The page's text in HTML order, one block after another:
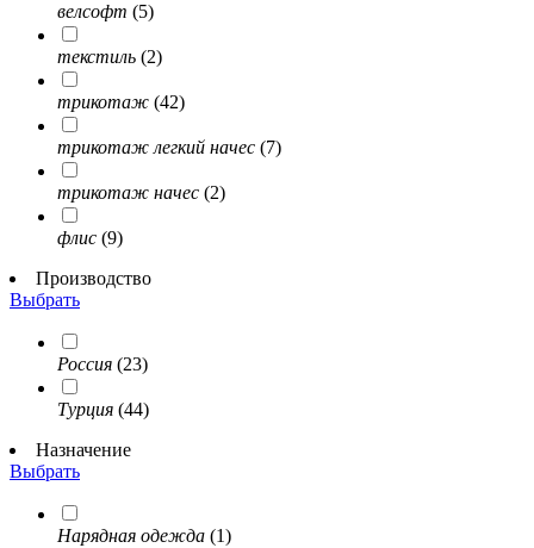
велсофт (5)
текстиль (2)
трикотаж (42)
трикотаж легкий начес (7)
трикотаж начес (2)
флис (9)
Производство
Выбрать
Россия (23)
Турция (44)
Назначение
Выбрать
Нарядная одежда (1)